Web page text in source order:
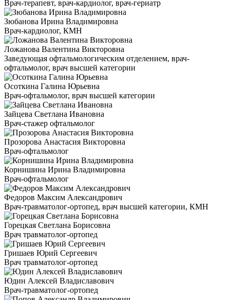
Врач-терапевт, врач-кардиолог, врач-гериатр
Зюбанова Ирина Владимировна
Врач-кардиолог, КМН
Ложанова Валентина Викторовна
Заведующая офтальмологическим отделением, врач-
офтальмолог, врач высшей категории
Осоткина Галина Юрьевна
Врач-офтальмолог, врач высшей категории
Зайцева Светлана Ивановна
Врач-стажер офтальмолог
Прозорова Анастасия Викторовна
Врач-офтальмолог
Корнишина Ирина Владимировна
Врач-офтальмолог
Федоров Максим Александрович
Врач-травматолог-ортопед, врач высшей категории, КМН
Горецкая Светлана Борисовна
Врач травматолог-ортопед
Гришаев Юрий Сергеевич
Врач травматолог-ортопед
Юдин Алексей Владиславович
Врач-травматолог-ортопед